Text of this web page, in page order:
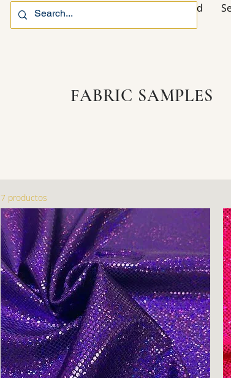
Gift Card
FABRIC SAMPLES
7 productos